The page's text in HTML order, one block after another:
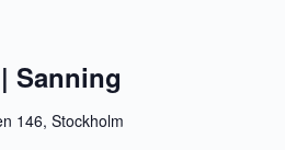
Sanning
146, Stockholm